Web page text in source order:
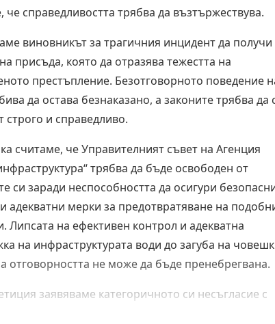
че справедливостта трябва да възтържествува.
виновникът за трагичния инцидент да получи
присъда, която да отразява тежестта на
престъпление. Безотговорното поведение
да остава безнаказано, а законите трябва да
строго и справедливо.
считаме, че Управителният съвет на Агенция
трябва да бъде освободен от
си заради неспособността да осигури
адекватни мерки за предотвратяване на
Липсата на ефективен контрол и адекватна
на инфраструктурата води до загуба на
отговорността не може да бъде пренебрегвана.
заявяваме категоричното си несъгласие с